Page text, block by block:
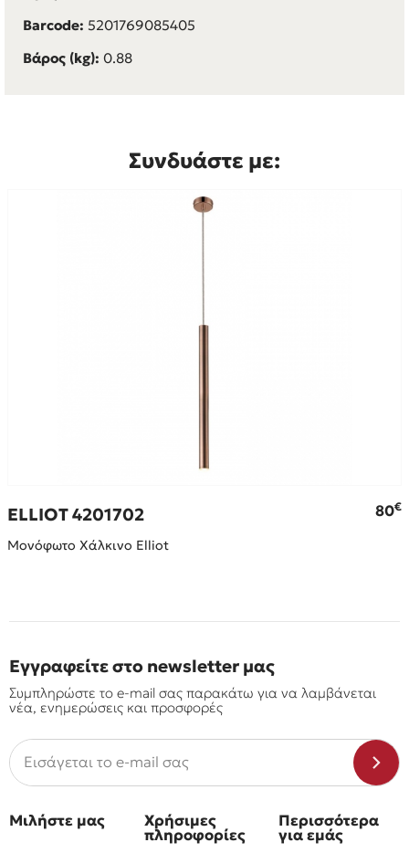
Barcode: 5201769085405
Βάρος (kg): 0.88
Συνδυάστε με:
ELLIOT 4201702 80€
Μονόφωτο Χάλκινο Elliot
Εγγραφείτε στο newsletter μας
Συμπληρώστε το e-mail σας παρακάτω για να λαμβάνεται
νέα, ενημερώσεις και προσφορές
Μιλήστε μας Χρήσιμες
πληροφορίες
Περισσότερα
για εμάς